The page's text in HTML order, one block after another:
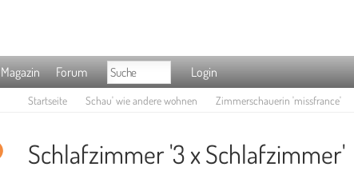
Magazin Forum Login
Startseite Schau' wie andere wohnen Zimmerschauerin 'missfrance'
Schlafzimmer '3 x Schlafzimmer'